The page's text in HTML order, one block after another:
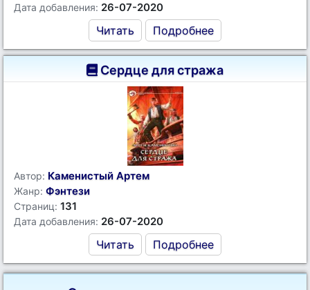
Дата добавления: 26-07-2020
Читать Подробнее
Сердце для стража
Автор: Каменистый Артем
Жанр: Фэнтези
Страниц: 131
Дата добавления: 26-07-2020
Читать Подробнее